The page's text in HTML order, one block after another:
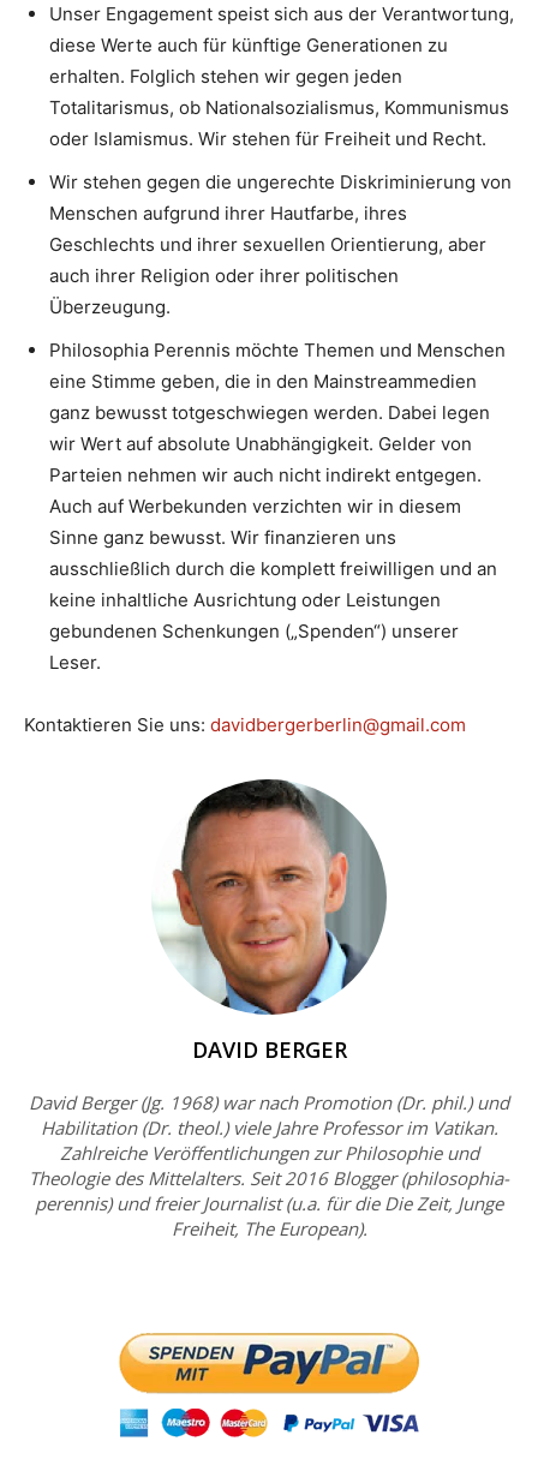
Unser Engagement speist sich aus der Verantwortung,
diese Werte auch für künftige Generationen zu
erhalten. Folglich stehen wir gegen jeden
Totalitarismus, ob Nationalsozialismus, Kommunismus
oder Islamismus. Wir stehen für Freiheit und Recht.
Wir stehen gegen die ungerechte Diskriminierung von
Menschen aufgrund ihrer Hautfarbe, ihres
Geschlechts und ihrer sexuellen Orientierung, aber
auch ihrer Religion oder ihrer politischen
Überzeugung.
Philosophia Perennis möchte Themen und Menschen
eine Stimme geben, die in den Mainstreammedien
ganz bewusst totgeschwiegen werden. Dabei legen
wir Wert auf absolute Unabhängigkeit. Gelder von
Parteien nehmen wir auch nicht indirekt entgegen.
Auch auf Werbekunden verzichten wir in diesem
Sinne ganz bewusst. Wir finanzieren uns
ausschließlich durch die komplett freiwilligen und an
keine inhaltliche Ausrichtung oder Leistungen
gebundenen Schenkungen („Spenden“) unserer
Leser.
Kontaktieren Sie uns: davidbergerberlin@gmail.com
DAVID BERGER
David Berger (Jg. 1968) war nach Promotion (Dr. phil.) und
Habilitation (Dr. theol.) viele Jahre Professor im Vatikan.
Zahlreiche Veröffentlichungen zur Philosophie und
Theologie des Mittelalters. Seit 2016 Blogger (philosophia-
perennis) und freier Journalist (u.a. für die Die Zeit, Junge
Freiheit, The European).